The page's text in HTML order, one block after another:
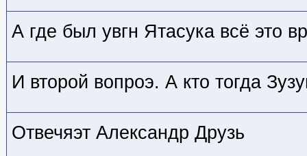
А где был увгн Ятасука всё это
И второй вопроэ. А кто тогда
Отвечяэт Александр Друзь